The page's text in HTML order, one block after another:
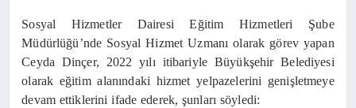
Sosyal Hizmetler Dairesi Eğitim Hizmetleri Şube
Müdürlüğü’nde Sosyal Hizmet Uzmanı olarak görev yapan
Ceyda Dinçer, 2022 yılı itibariyle Büyükşehir Belediyesi
olarak eğitim alanındaki hizmet yelpazelerini genişletmeye
devam ettiklerini ifade ederek, şunları söyledi: